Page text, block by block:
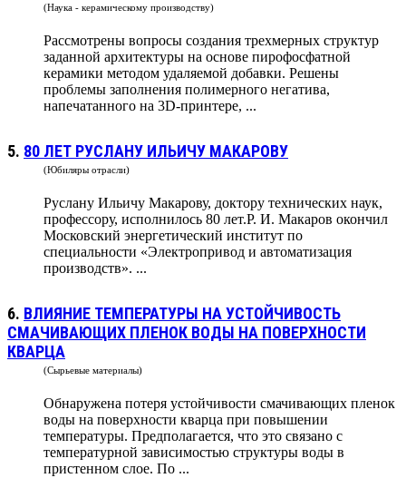
(Наука - керамическому производству)
Рассмотрены вопросы создания трехмерных структур
заданной архитектуры на основе пирофосфатной
керамики методом удаляемой добавки. Решены
проблемы заполнения полимерного негатива,
напечатанного на 3D-принтере, ...
5. 80 ЛЕТ РУСЛАНУ ИЛЬИЧУ МАКАРОВУ
(Юбиляры отрасли)
Руслану Ильичу Макарову, доктору технических наук,
профессору, исполнилось 80 лет.Р. И. Макаров окончил
Московский энергетический институт по
специальности «Электропривод и автоматизация
производств». ...
6. ВЛИЯНИЕ ТЕМПЕРАТУРЫ НА УСТОЙЧИВОСТЬ
СМАЧИВАЮЩИХ ПЛЕНОК ВОДЫ НА ПОВЕРХНОСТИ
КВАРЦА
(Сырьевые материалы)
Обнаружена потеря устойчивости смачивающих пленок
воды на поверхности кварца при повышении
температуры. Предполагается, что это связано с
температурной зависимостью структуры воды в
пристенном слое. По ...